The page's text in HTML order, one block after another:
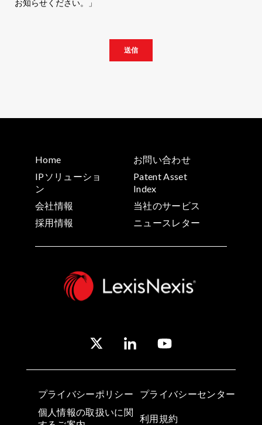
Home
お問い合わせ
IPソリューショ
ン
Patent Asset
Index
会社情報
当社のサービス
採用情報
ニュースレター
プライバシーポリシー
プライバシーセンター
個人情報の取扱いに関
利用規約